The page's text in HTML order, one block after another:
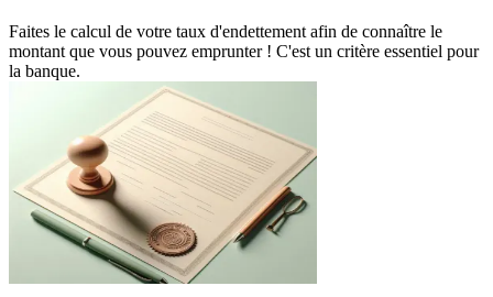
Faites le calcul de votre taux d'endettement afin de connaître le
montant que vous pouvez emprunter ! C'est un critère essentiel pour
la banque.